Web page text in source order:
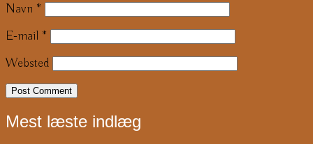
Navn *
E-mail *
Websted
Mest læste indlæg